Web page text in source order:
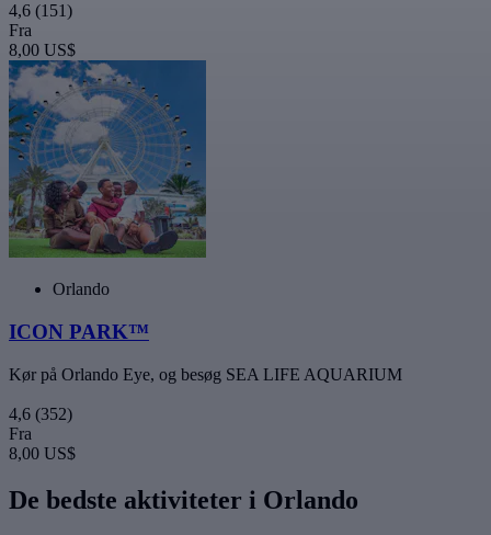
4,6 (151)
Fra
8,00 US$
Orlando
ICON PARK™
Kør på Orlando Eye, og besøg SEA LIFE AQUARIUM
4,6 (352)
Fra
8,00 US$
De bedste aktiviteter i Orlando